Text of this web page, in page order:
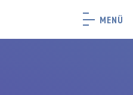
MENÜ